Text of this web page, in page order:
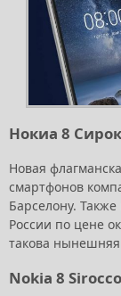
Нокиа 8
Новая
смартфонов
Барселону.
России по цене
такова
Nokia 8